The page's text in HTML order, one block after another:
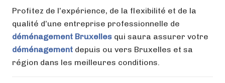
Profitez de l’expérience, de la flexibilité et de la
qualité d’une entreprise professionnelle de
déménagement Bruxelles qui saura assurer votre
déménagement depuis ou vers Bruxelles et sa
région dans les meilleures conditions.